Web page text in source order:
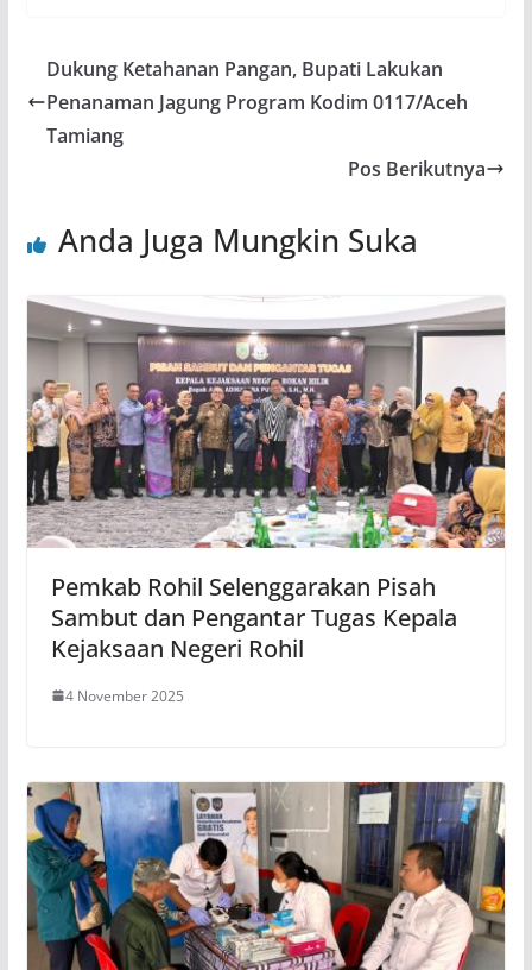
Dukung Ketahanan Pangan, Bupati Lakukan
Penanaman Jagung Program Kodim 0117/Aceh
Tamiang
Pos Berikutnya
Anda Juga Mungkin Suka
Pemkab Rohil Selenggarakan Pisah
Sambut dan Pengantar Tugas Kepala
Kejaksaan Negeri Rohil
4 November 2025